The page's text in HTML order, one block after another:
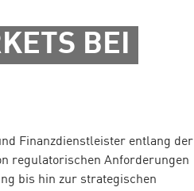
BEI
Finanzdienstleister entlang der
regulatorischen Anforderungen
bis hin zur strategischen